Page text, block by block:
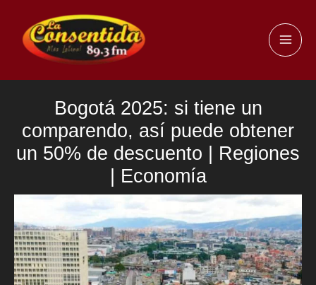
contenido
Bogotá 2025: si tiene un
comparendo, así puede obtener
un 50% de descuento | Regiones
| Economía